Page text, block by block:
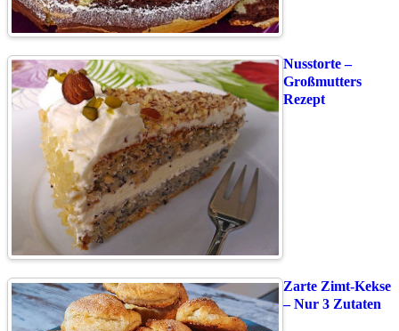
Nusstorte –
Großmutters
Rezept
Zarte Zimt-Kekse
– Nur 3 Zutaten